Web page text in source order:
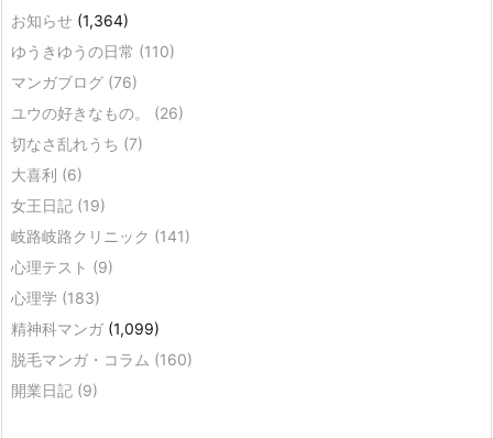
お知らせ (1,364)
ゆうきゆうの日常 (110)
マンガブログ (76)
ユウの好きなもの。 (26)
切なさ乱れうち (7)
大喜利 (6)
女王日記 (19)
岐路岐路クリニック (141)
心理テスト (9)
心理学 (183)
精神科マンガ (1,099)
脱毛マンガ・コラム (160)
開業日記 (9)